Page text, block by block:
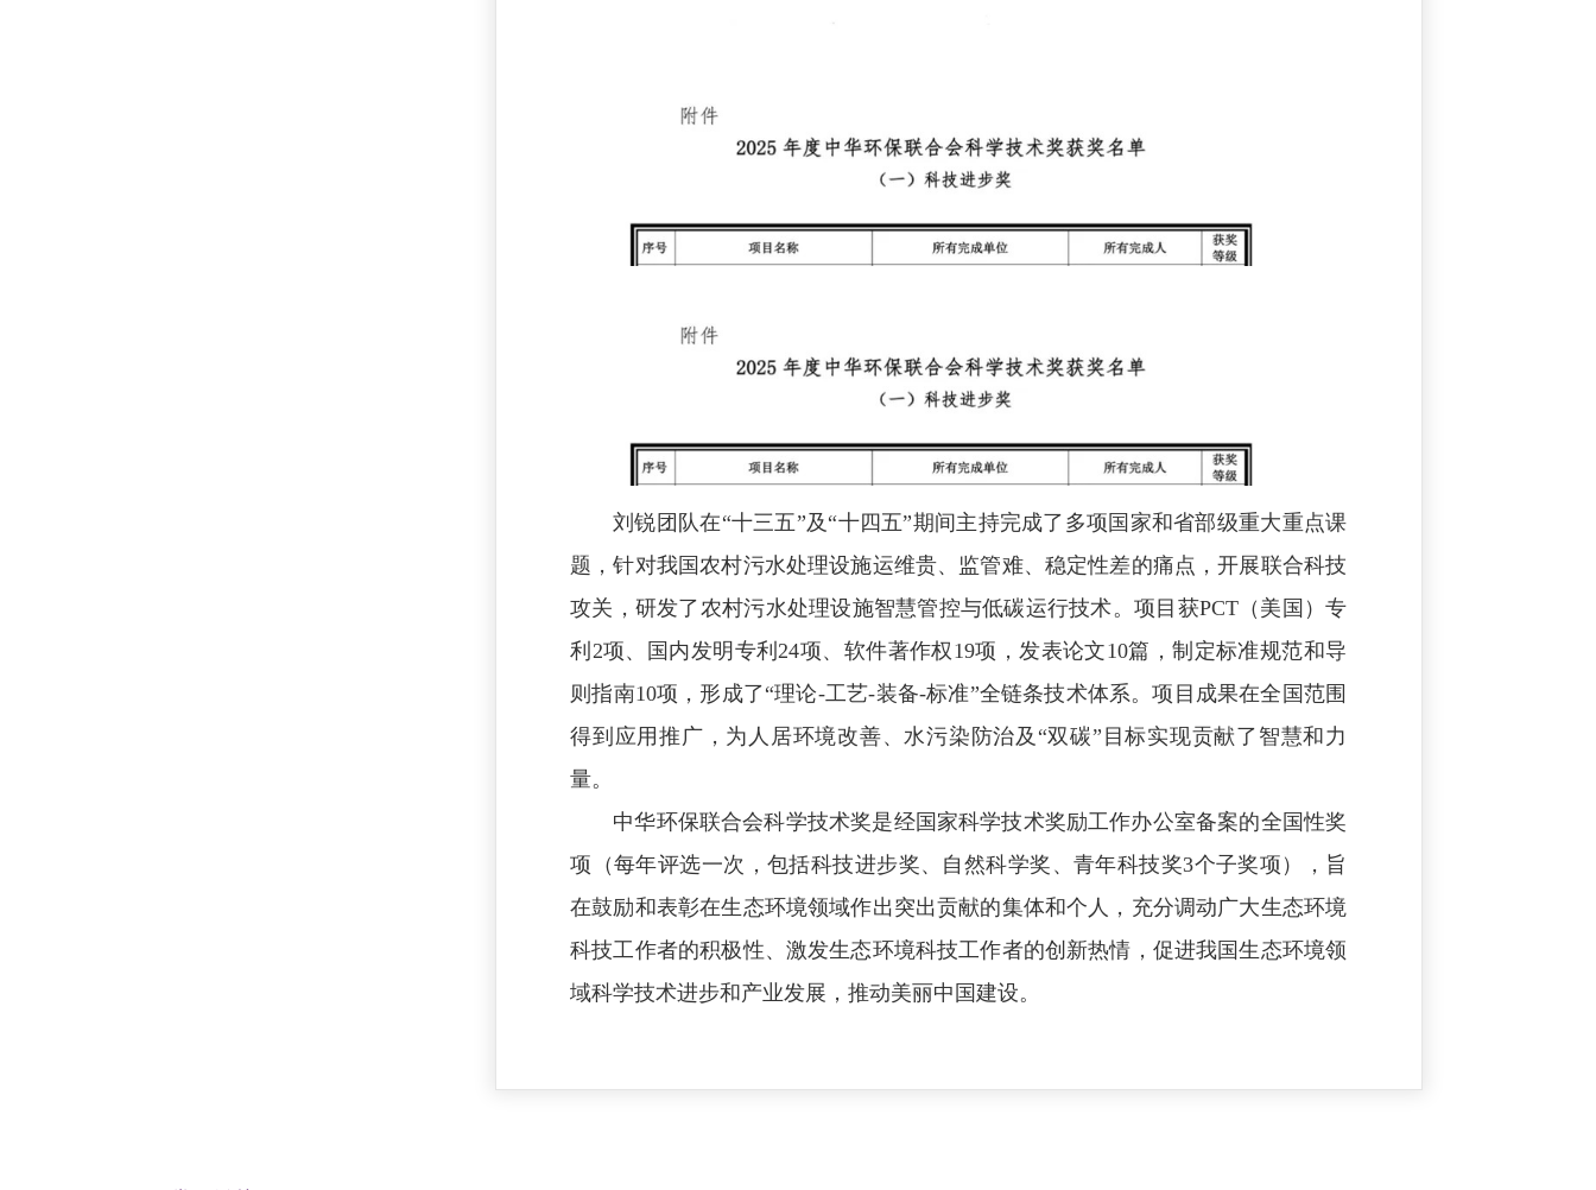
刘锐团队在“十三五”及“十四五”期间主持完成了多项国家和省部级重大重点课
题，针对我国农村污水处理设施运维贵、监管难、稳定性差的痛点，开展联合科技
攻关，研发了农村污水处理设施智慧管控与低碳运行技术。项目获PCT（美国）专
利2项、国内发明专利24项、软件著作权19项，发表论文10篇，制定标准规范和导
则指南10项，形成了“理论-工艺-装备-标准”全链条技术体系。项目成果在全国范围
得到应用推广，为人居环境改善、水污染防治及“双碳”目标实现贡献了智慧和力
量。
中华环保联合会科学技术奖是经国家科学技术奖励工作办公室备案的全国性奖
项（每年评选一次，包括科技进步奖、自然科学奖、青年科技奖3个子奖项），旨
在鼓励和表彰在生态环境领域作出突出贡献的集体和个人，充分调动广大生态环境
科技工作者的积极性、激发生态环境科技工作者的创新热情，促进我国生态环境领
域科学技术进步和产业发展，推动美丽中国建设。